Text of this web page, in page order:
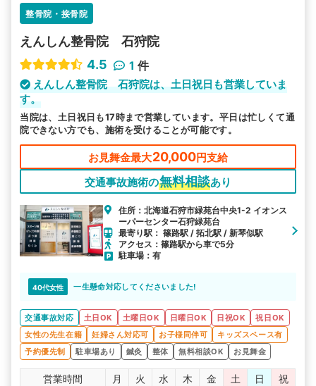
駅から探す 院名から探す
整骨院・接骨院
えんしん整骨院 石狩院
4.5
1 件
えんしん整骨院 石狩院は、土日祝日も営業していま
す。
当院は、土日祝日も17時まで営業しています。平日は忙しくて通
院できない方でも、施術を受けることが可能です。
お見舞金最大20,000円支給
交通事故施術の無料相談あり
住所：北海道石狩市緑苑台中央1-2 イオンス
ーパーセンター石狩緑苑台
最寄り駅： 篠路駅 / 拓北駅 / 新琴似駅
アクセス：篠路駅から車で5分
駐車場：有
40代女性 一生懸命対応してくださいました!
交通事故対応 土日OK 土曜日OK 日曜日OK 日祝OK
祝日OK
女性の先生在籍
妊婦さん対応可 お子様同伴可
キッズスペース有
予約優先制
駐車場あり 鍼灸 整体 無料相談OK お見舞金
営業時間 月 火 水 木 金 土 日
祝